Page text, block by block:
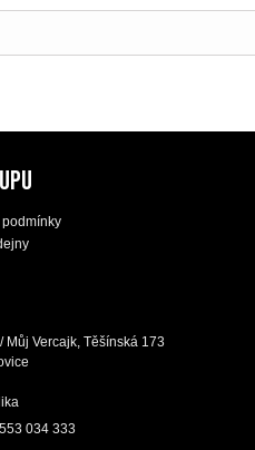
/ Můj Vercajk, Těšínská 173
034 333